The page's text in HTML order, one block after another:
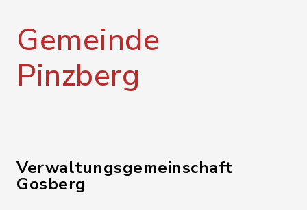
Gemeinde
Pinzberg
Verwaltungsgemeinschaft
Gosberg